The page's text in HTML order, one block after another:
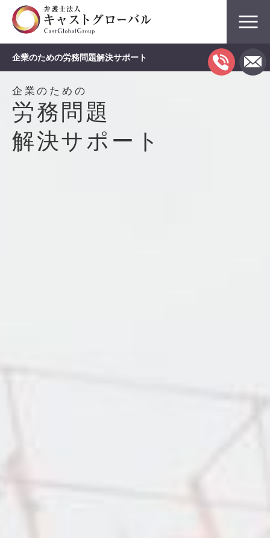
企業のための労務問題解決サポート
企業のための
労務問題
解決サポート